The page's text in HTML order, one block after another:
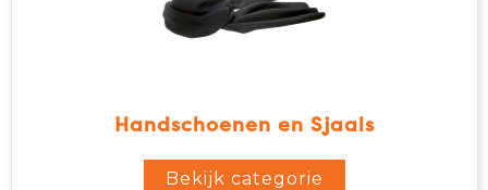
Handschoenen en Sjaals
Bekijk categorie